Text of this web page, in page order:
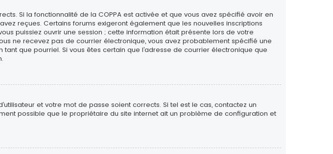
Si la fonctionnalité de la COPPA est activée et que vous avez spécifié avoir en
reçues. Certains forums exigeront également que les nouvelles inscriptions
puissiez ouvrir une session ; cette information était présente lors de votre
ne recevez pas de courrier électronique, vous avez probablement spécifié une
que pourriel. Si vous êtes certain que l’adresse de courrier électronique que
et votre mot de passe soient corrects. Si tel est le cas, contactez un
possible que le propriétaire du site internet ait un problème de configuration et